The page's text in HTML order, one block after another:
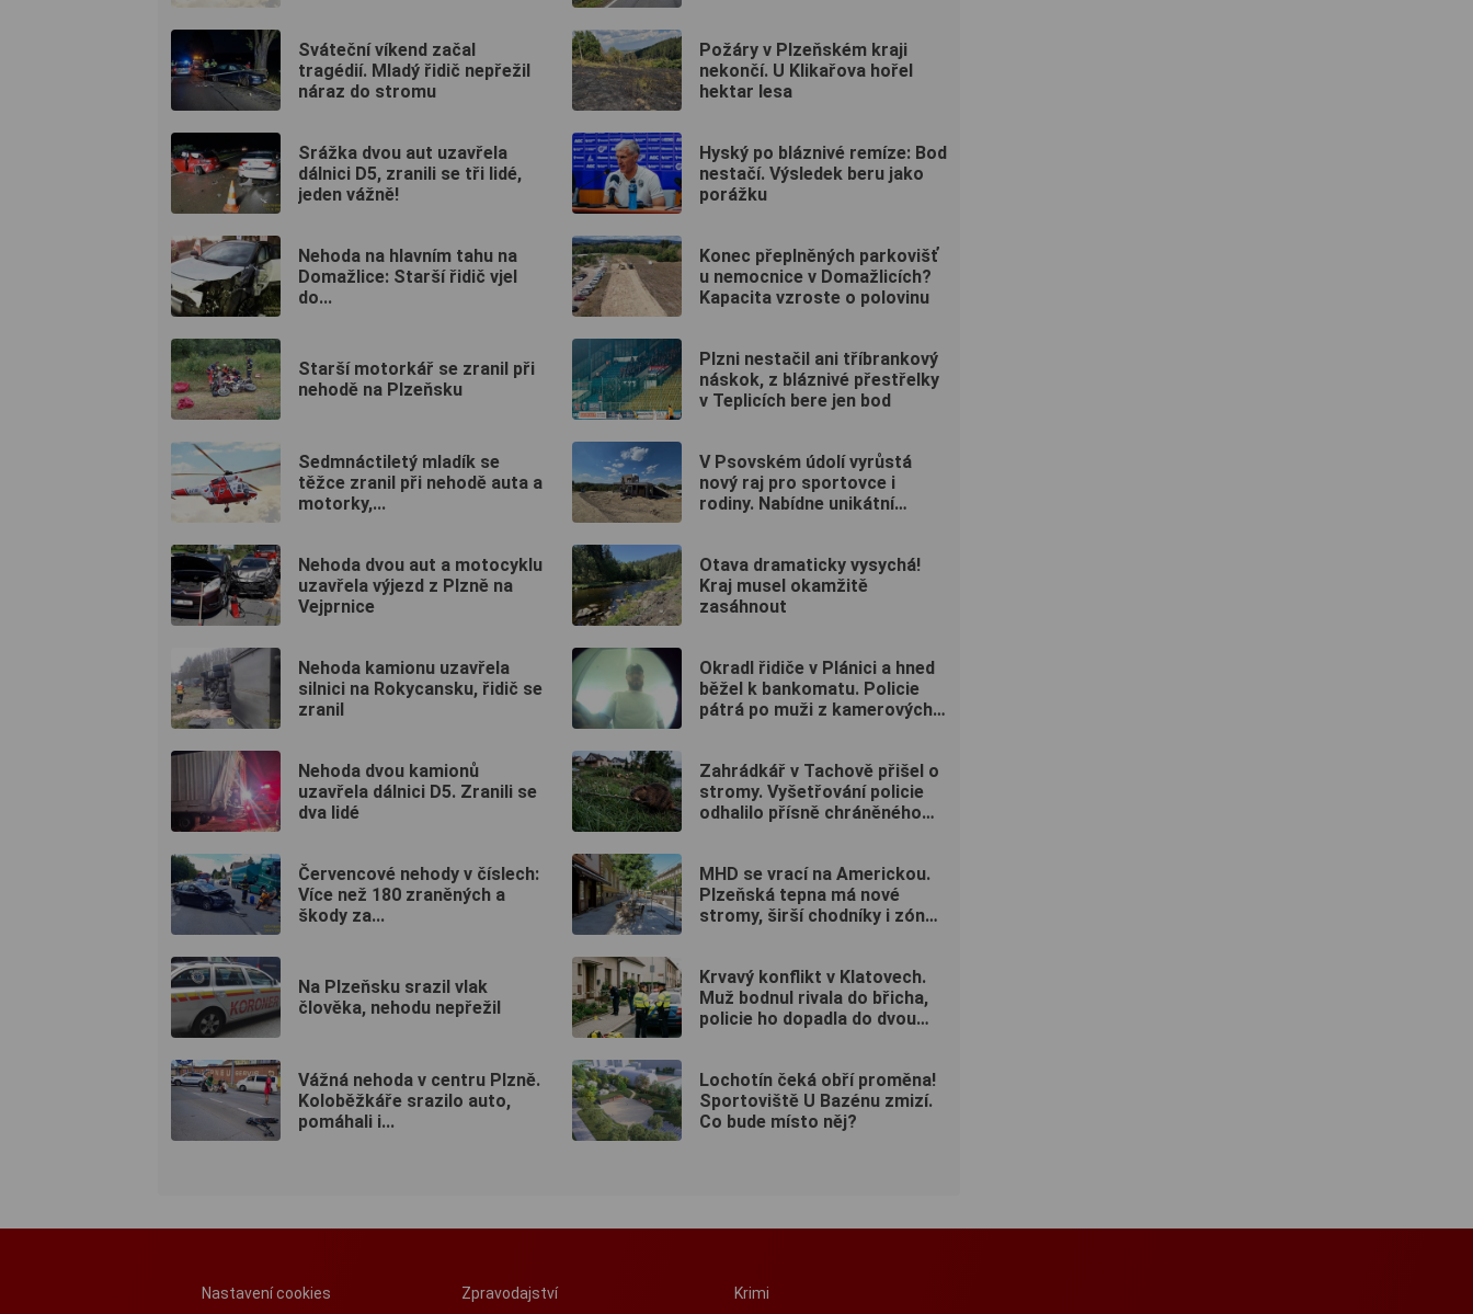
Sváteční víkend začal
tragédií. Mladý řidič nepřežil
náraz do stromu
Srážka dvou aut uzavřela
dálnici D5, zranili se tři lidé,
jeden vážně!
Nehoda na hlavním tahu na
Domažlice: Starší řidič vjel
do...
Starší motorkář se zranil při
nehodě na Plzeňsku
Sedmnáctiletý mladík se
těžce zranil při nehodě auta a
motorky,...
Nehoda dvou aut a motocyklu
uzavřela výjezd z Plzně na
Vejprnice
Nehoda kamionu uzavřela
silnici na Rokycansku, řidič se
zranil
Nehoda dvou kamionů
uzavřela dálnici D5. Zranili se
dva lidé
Červencové nehody v číslech:
Více než 180 zraněných a
škody za...
Na Plzeňsku srazil vlak
člověka, nehodu nepřežil
Vážná nehoda v centru Plzně.
Koloběžkáře srazilo auto,
pomáhali i...
Požáry v Plzeňském kraji
nekončí. U Klikařova hořel
hektar lesa
Hyský po bláznivé remíze: Bod
nestačí. Výsledek beru jako
porážku
Konec přeplněných parkovišť
u nemocnice v Domažlicích?
Kapacita vzroste o polovinu
Plzni nestačil ani tříbrankový
náskok, z bláznivé přestřelky
v Teplicích bere jen bod
V Psovském údolí vyrůstá
nový raj pro sportovce i
rodiny. Nabídne unikátní
Otava dramaticky vysychá!
Kraj musel okamžitě
zasáhnout
Okradl řidiče v Plánici a hned
běžel k bankomatu. Policie
pátrá po muži z kamerových
Zahrádkář v Tachově přišel o
stromy. Vyšetřování policie
odhalilo přísně chráněného
MHD se vrací na Americkou.
Plzeňská tepna má nové
stromy, širší chodníky i zónu
Krvavý konflikt v Klatovech.
Muž bodnul rivala do břicha,
policie ho dopadla do dvou
Lochotín čeká obří proměna!
Sportoviště U Bazénu zmizí.
Co bude místo něj?
Nastavení cookies Zpravodajství Krimi